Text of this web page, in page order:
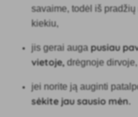
savaime, todėl iš
kiekiu,
jis gerai augapusiau
vietoje, drėgnoje
jei norite ją auginti
sėkitejau sausio mėn.